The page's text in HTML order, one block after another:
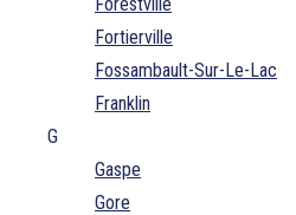
Fortierville
Fossambault-Sur-Le-Lac
Franklin
G
Gaspe
Gore